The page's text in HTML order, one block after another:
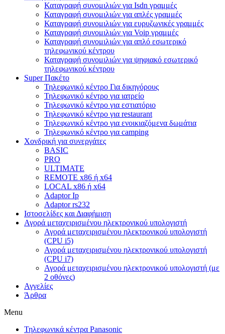
Καταγραφή συνομιλιών για Isdn γραμμές
Καταγραφή συνομιλιών για απλές γραμμές
Καταγραφή συνομιλιών για ευρυζωνικές γραμμές
Καταγραφή συνομιλιών για Voip γραμμές
Καταγραφή συνομιλιών για απλό εσωτερικό
τηλεφωνικού κέντρου
Καταγραφή συνομιλιών για ψηφιακό εσωτερικό
τηλεφωνικού κέντρου
Super Πακέτο
Τηλεφωνικό κέντρο Για δικηγόρους
Τηλεφωνικό κέντρο για ιατρείο
Τηλεφωνικό κέντρο για εστιατόριο
Τηλεφωνικό κέντρο για restaurant
Τηλεφωνικό κέντρο για ενοικιαζόμενα δωμάτια
Τηλεφωνικό κέντρο για camping
Χονδρική για συνεργάτες
BASIC
PRO
ULTIMATE
REMOTE x86 ή x64
LOCAL x86 ή x64
Adaptor Ip
Adaptor rs232
Ιστοσελίδες και Διαφήμιση
Αγορά μεταχειρισμένου ηλεκτρονικού υπολογιστή
Αγορά μεταχειρισμένου ηλεκτρονικού υπολογιστή
(CPU i5)
Αγορά μεταχειρισμένου ηλεκτρονικού υπολογιστή
(CPU i7)
Αγορά μεταχειρισμένου ηλεκτρονικού υπολογιστή (με
2 οθόνες)
Αγγελίες
Άρθρα
Menu
Τηλεφωνικά κέντρα Panasonic